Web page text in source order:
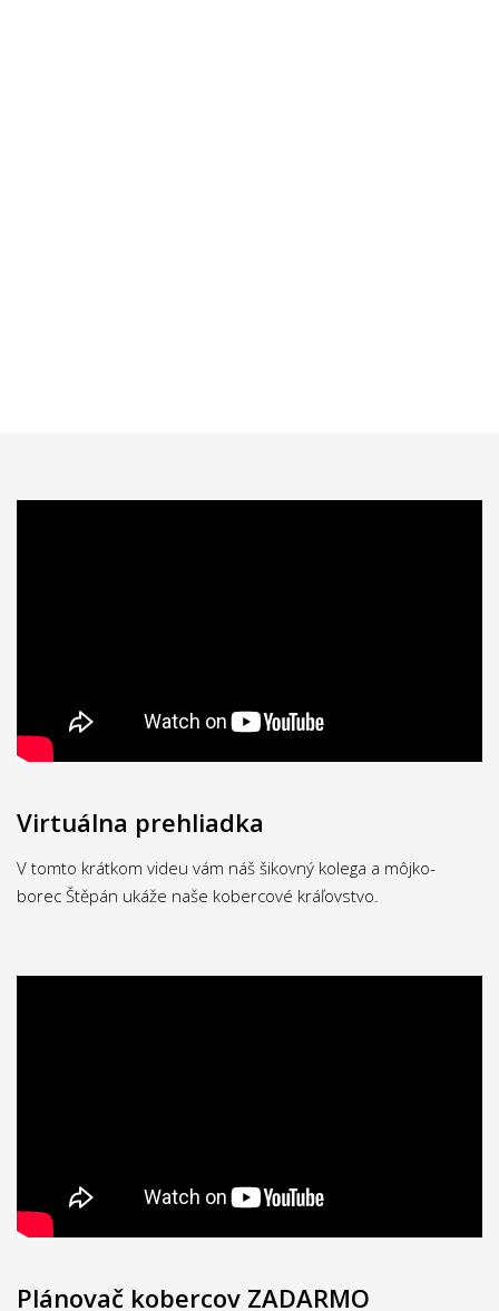
Virtuálna prehliadka
V tomto krátkom videu vám náš šikovný kolega a môjko-
borec Štěpán ukáže naše kobercové kráľovstvo.
Plánovač kobercov ZADARMO